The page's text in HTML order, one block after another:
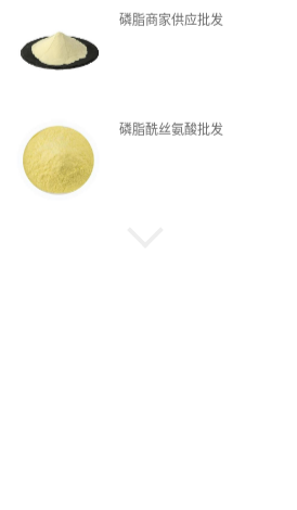
磷脂商家供应批发
磷脂酰丝氨酸批发